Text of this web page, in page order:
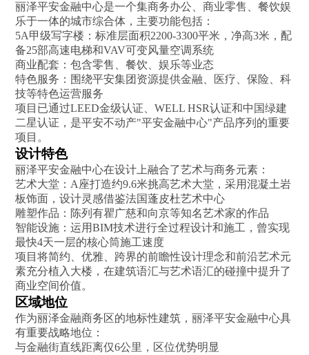
丽泽平安金融中心是一个集商务办公、商业零售、餐饮娱
乐于一体的城市综合体，主要功能包括：
5A甲级写字楼‌：标准层面积2200-3300平米，净高3米，配
备25部高速电梯和VAV可变风量空调系统
商业配套‌：包含零售、餐饮、娱乐等业态
特色服务‌：围绕平安集团资源提供金融、医疗、保险、科
技等特色运营服务‌
项目已通过LEED金级认证、WELL HSR认证和中国绿建
二星认证，是平安不动产"平安金融中心"产品序列的重要
项目‌。
设计特色
丽泽平安金融中心在设计上融合了艺术与商务元素：
艺术大堂‌：A座打造约9.6米挑高艺术大堂，采用混凝土岩
板饰面，设计灵感借鉴法国蓬皮杜艺术中心
雕塑作品‌：陈列有瞿广慈和向京等知名艺术家的作品
智能设施‌：运用BIM技术进行全过程设计和施工，曾实现
最快4天一层的核心筒施工速度
项目将简约、优雅、跨界的前瞻性设计理念和前沿艺术元
素充分植入大楼，在建筑语汇与艺术语汇的碰撞中提升了
商业空间价值‌。
区域地位
作为丽泽金融商务区的地标性建筑，丽泽平安金融中心具
有重要战略地位：
与金融街直线距离仅6公里，区位优势明显